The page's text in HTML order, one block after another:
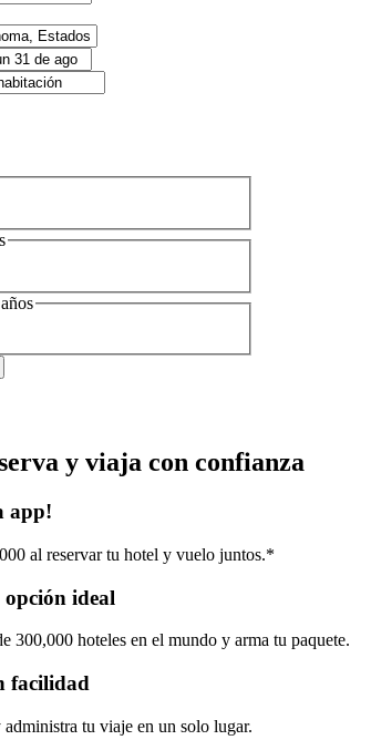
y viaja con confianza
app!
al reservar tu hotel y vuelo juntos.*
ideal
300,000 hoteles en el mundo y arma tu paquete.
facilidad
administra tu viaje en un solo lugar.